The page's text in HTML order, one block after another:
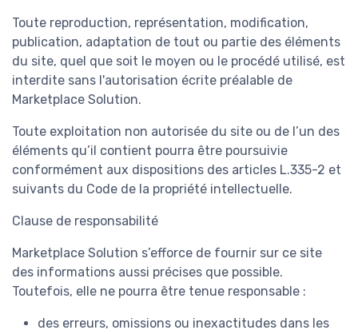
Toute reproduction, représentation, modification,
publication, adaptation de tout ou partie des éléments
du site, quel que soit le moyen ou le procédé utilisé, est
interdite sans l'autorisation écrite préalable de
Marketplace Solution.
Toute exploitation non autorisée du site ou de l’un des
éléments qu’il contient pourra être poursuivie
conformément aux dispositions des articles L.335-2 et
suivants du Code de la propriété intellectuelle.
Clause de responsabilité
Marketplace Solution s’efforce de fournir sur ce site
des informations aussi précises que possible.
Toutefois, elle ne pourra être tenue responsable :
des erreurs, omissions ou inexactitudes dans les